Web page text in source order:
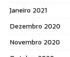
Janeiro 2021
Dezembro 2020
Novembro 2020